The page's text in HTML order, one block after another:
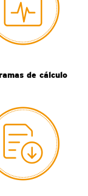
de cálculo